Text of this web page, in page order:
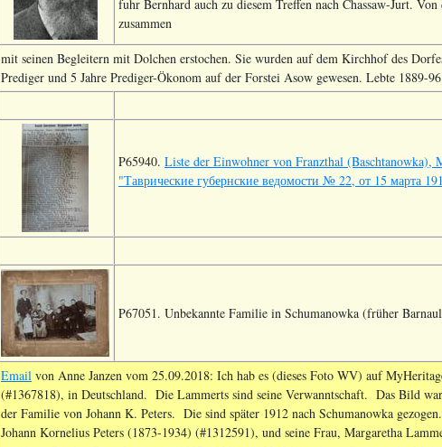
fuhr Bernhard auch zu diesem Treffen nach Chassaw-Jurt.
zusammen
mit seinen Begleitern mit Dolchen erstochen. Sie wurden auf dem Kirchhof des
Prediger und 5 Jahre Prediger-Ökonom auf der Forstei Asow gewesen. Lebte
P65940. Liste der Einwohner von Franzthal
"Таврические губернские ведомости № 22, от 15 марта
P67051. Unbekannte Familie in Schumanowka (früher
Email von Anne Janzen vom 25.09.2018: Ich hab es (dieses Foto WV) auf
(#1367818), in Deutschland. Die Lammerts sind seine Verwanntschaft. Das Bild
der Familie von Johann K. Peters. Die sind später 1912 nach Schumanowka gezogen.
Johann Kornelius Peters (1873-1934) (#1312591), und seine Frau, Margaretha